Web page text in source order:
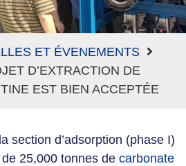
ET ÉVENEMENTS
D’EXTRACTION DE
EST BIEN ACCEPTÉE
section d’adsorption (phase I)
25,000 tonnes de carbonate